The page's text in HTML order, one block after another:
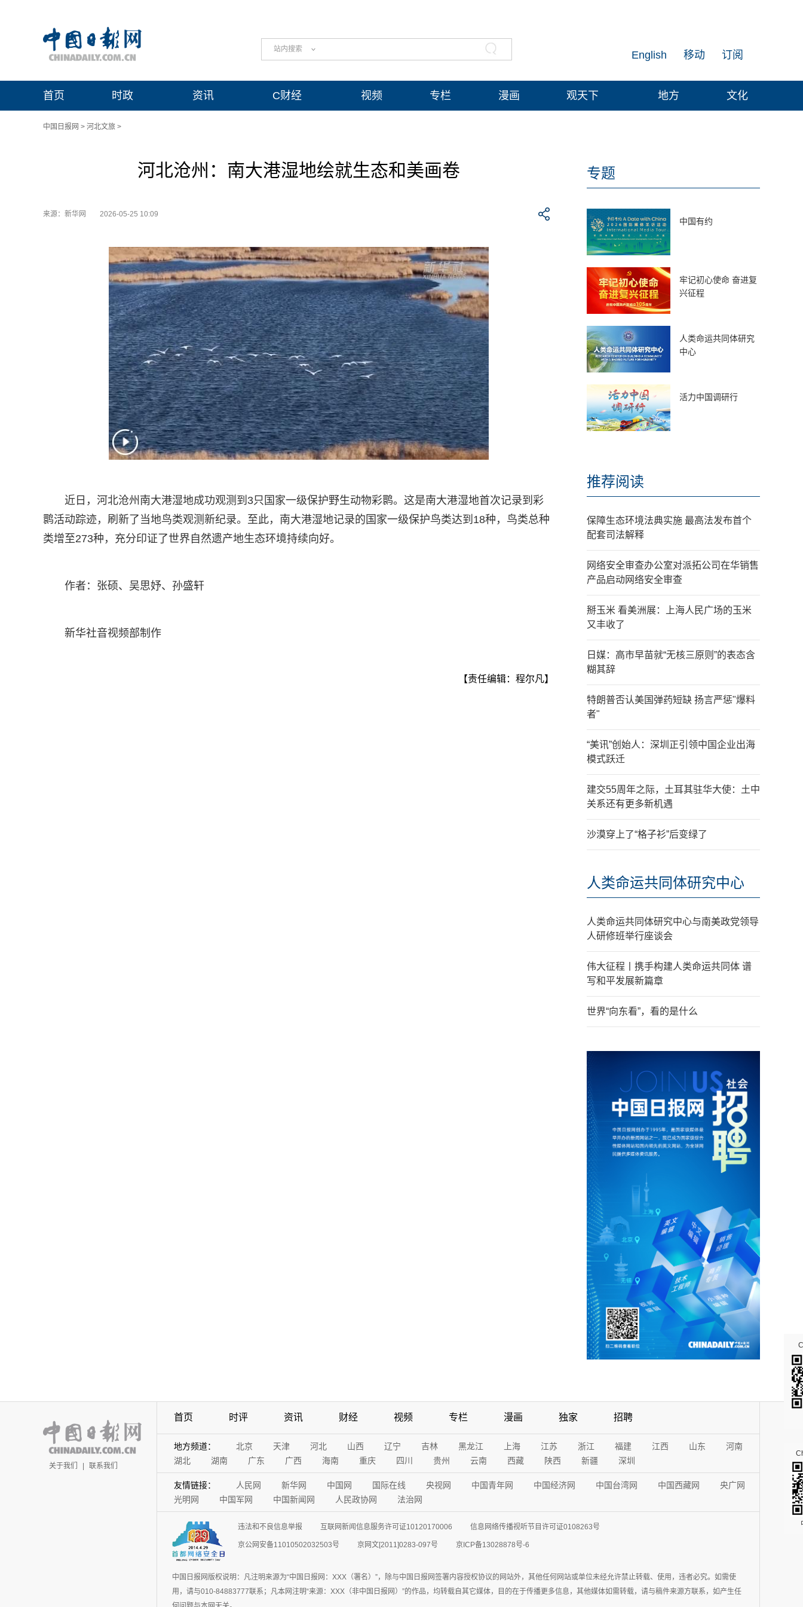
站内搜索 订阅
移动
English
首页 时政 资讯 C财经 视频 专栏 漫画 观天下 地方 文化
中国日报网 > 河北文旅 >
河北沧州：南大港湿地绘就生态和美画卷
来源：新华网 2026-05-25 10:09
近日，河北沧州南大港湿地成功观测到3只国家一级保护野生动物彩鹮。这是南大港湿地首次记录到彩
鹮活动踪迹，刷新了当地鸟类观测新纪录。至此，南大港湿地记录的国家一级保护鸟类达到18种，鸟类总种
类增至273种，充分印证了世界自然遗产地生态环境持续向好。
作者：张硕、吴思妤、孙盛轩
新华社音视频部制作
【责任编辑：程尔凡】
专题
中国有约
牢记初心使命 奋进复
兴征程
人类命运共同体研究
中心
活力中国调研行
推荐阅读
保障生态环境法典实施 最高法发布首个
配套司法解释
网络安全审查办公室对派拓公司在华销售
产品启动网络安全审查
掰玉米 看美洲展：上海人民广场的玉米
又丰收了
日媒：高市早苗就“无核三原则”的表态含
糊其辞
特朗普否认美国弹药短缺 扬言严惩"爆料
者"
“美讯”创始人：深圳正引领中国企业出海
模式跃迁
建交55周年之际，土耳其驻华大使：土中
关系还有更多新机遇
沙漠穿上了“格子衫”后变绿了
人类命运共同体研究中心
人类命运共同体研究中心与南美政党领导
人研修班举行座谈会
伟大征程丨携手构建人类命运共同体 谱
写和平发展新篇章
世界“向东看”，看的是什么
关于我们 | 联系我们
首页 时评 资讯 财经 视频 专栏 漫画 独家 招聘
地方频道： 北京 天津 河北 山西 辽宁 吉林 黑龙江 上海 江苏 浙江 福建 江西 山东
河南
湖北
湖南 广东 广西 海南 重庆 四川 贵州 云南 西藏 陕西 新疆 深圳
友情链接： 人民网 新华网 中国网 国际在线 央视网 中国青年网 中国经济网 中国台湾网 中国西藏网
央广网
光明网
中国军网 中国新闻网 人民政协网 法治网
违法和不良信息举报 互联网新闻信息服务许可证10120170006 信息网络传播视听节目许可证0108263号
京公网安备11010502032503号 京网文[2011]0283-097号 京ICP备13028878号-6
中国日报网版权说明：凡注明来源为“中国日报网：XXX（署名）”，除与中国日报网签署内容授权协议的网站外，其他任何网站或单位未经允许禁止转载、使用，违者必究。如需使
用，请与010-84883777联系；凡本网注明“来源：XXX（非中国日报网）”的作品，均转载自其它媒体，目的在于传播更多信息，其他媒体如需转载，请与稿件来源方联系，如产生任